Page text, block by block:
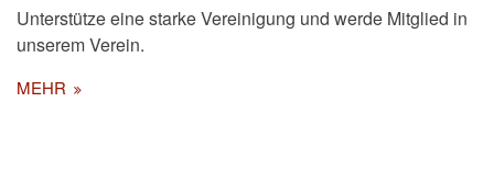
Unterstütze eine starke Vereinigung und werde Mitglied in
unserem Verein.
MEHR